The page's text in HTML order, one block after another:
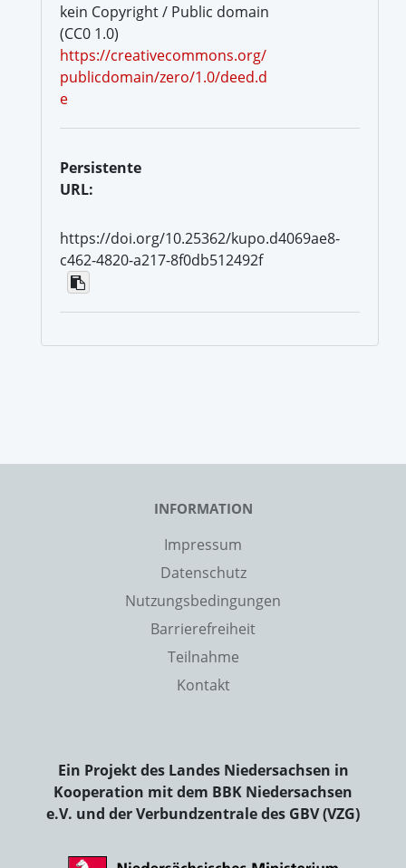
kein Copyright / Public domain
(CC0 1.0)
https://creativecommons.org/
publicdomain/zero/1.0/deed.d
e
Persistente
URL:
https://doi.org/10.25362/kupo.d4069ae8-
c462-4820-a217-8f0db512492f
INFORMATION
Impressum
Datenschutz
Nutzungsbedingungen
Barrierefreiheit
Teilnahme
Kontakt
Ein Projekt des Landes Niedersachsen in
Kooperation mit dem BBK Niedersachsen
e.V. und der Verbundzentrale des GBV (VZG)